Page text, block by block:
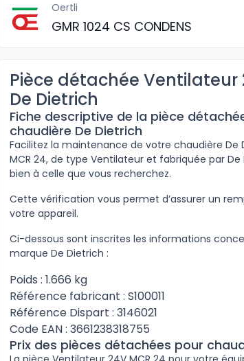
Oertli
GMR 1024 CS CONDENS
Pièce détachée Ventilateur
De Dietrich
Fiche descriptive de la pièce
chaudière De Dietrich
Facilitez la maintenance de votre chaudière
MCR 24, de type Ventilateur et fabriquée par De
bien à celle que vous recherchez.
Cette vérification vous permet d’assurer un
votre appareil.
Ci-dessous sont inscrites les informations
marque De Dietrich :
Poids : 1.666 kg
Référence fabricant : S100011
Référence Dispart : 3146021
Code EAN : 3661238318755
Prix des pièces détachées pour